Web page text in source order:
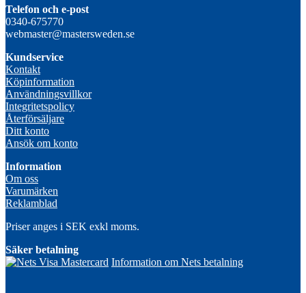
Telefon och e-post
0340-675770
webmaster@mastersweden.se
Kundservice
Kontakt
Köpinformation
Användningsvillkor
Integritetspolicy
Återförsäljare
Ditt konto
Ansök om konto
Information
Om oss
Varumärken
Reklamblad
Priser anges i SEK exkl moms.
Säker betalning
Information om Nets betalning